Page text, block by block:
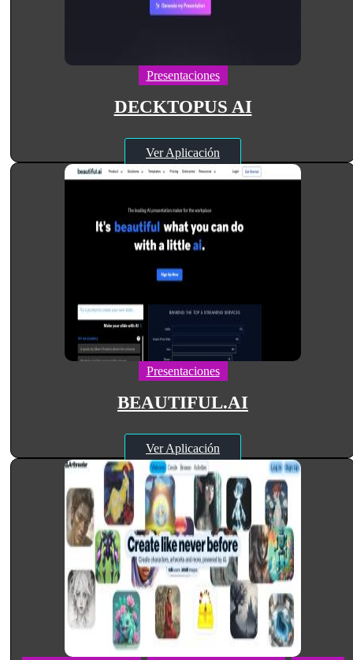
Presentaciones
DECKTOPUS AI
Ver Aplicación
Presentaciones
BEAUTIFUL.AI
Ver Aplicación